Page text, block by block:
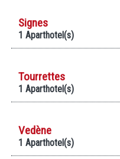
Signes
1 Aparthotel(s)
Tourrettes
1 Aparthotel(s)
Vedène
1 Aparthotel(s)